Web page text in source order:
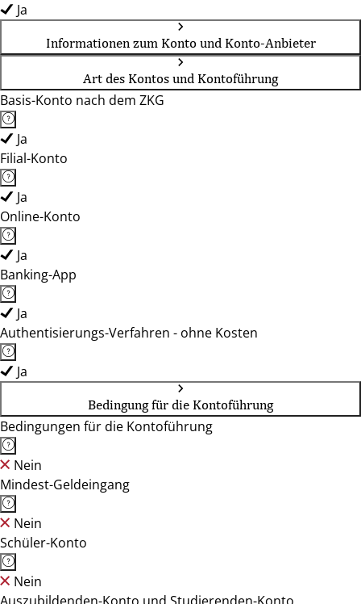
Ja
Informationen zum Konto und Konto-Anbieter
Art des Kontos und Kontoführung
Basis-Konto nach dem ZKG
Ja
Filial-Konto
Ja
Online-Konto
Ja
Banking-App
Ja
Authentisierungs-Verfahren - ohne Kosten
Ja
Bedingung für die Kontoführung
Bedingungen für die Kontoführung
Nein
Mindest-Geldeingang
Nein
Schüler-Konto
Nein